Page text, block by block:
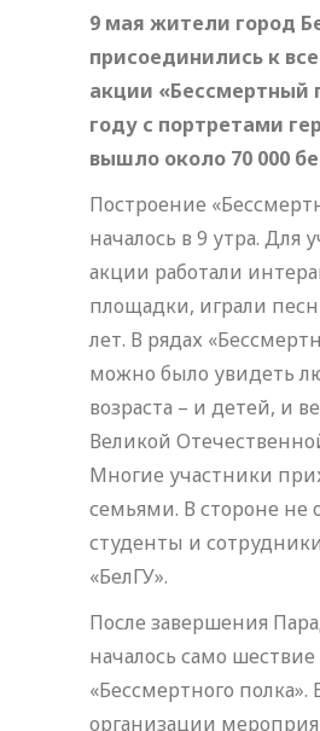
9 мая жители город
присоединились к
акции «Бессмертный
году с портретами
вышло около 70 000
Построение
началось в 9 утра. Для
акции работали
площадки, играли
лет. В рядах
можно было увидеть
возраста – и детей, и
Великой
Многие участники
семьями. В стороне не
студенты и
«БелГУ».
После завершения
началось само шествие
«Бессмертного полка».
организации